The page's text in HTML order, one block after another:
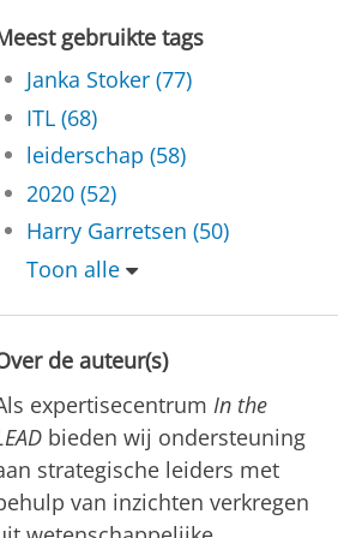
gebruikte tags
Janka Stoker (77)
ITL (68)
leiderschap (58)
2020 (52)
Harry Garretsen (50)
Toon alle
de auteur(s)
expertisecentrumIn the
bieden wij ondersteuning
strategische leiders met
van inzichten verkregen